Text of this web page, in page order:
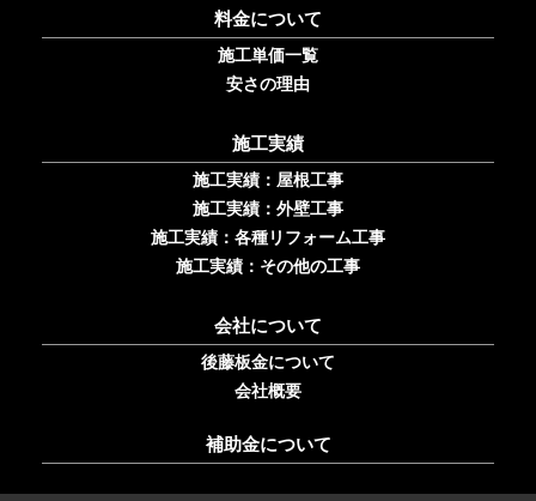
料金について
施工単価一覧
安さの理由
施工実績
施工実績：屋根工事
施工実績：外壁工事
施工実績：各種リフォーム工事
施工実績：その他の工事
会社について
後藤板金について
会社概要
補助金について